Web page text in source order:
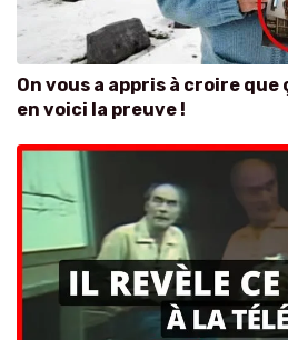
On vous a appris à croire que
en voici la preuve !